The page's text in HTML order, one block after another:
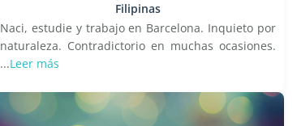
Filipinas
Naci, estudie y trabajo en Barcelona. Inquieto por
naturaleza. Contradictorio en muchas ocasiones.
...Leer más